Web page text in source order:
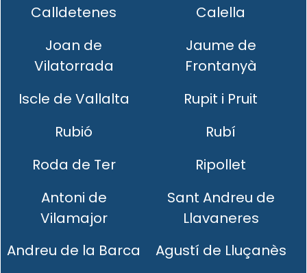
Calldetenes
Calella
Joan de
Vilatorrada
Jaume de
Frontanyà
Iscle de Vallalta
Rupit i Pruit
Rubió
Rubí
Roda de Ter
Ripollet
Antoni de
Vilamajor
Sant Andreu de
Llavaneres
Andreu de la Barca
Agustí de Lluçanès